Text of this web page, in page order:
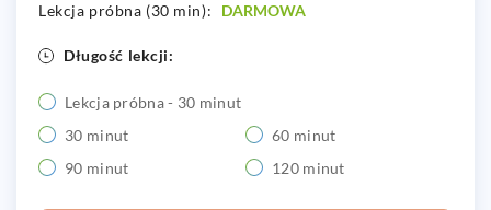
Lekcja próbna (30 min): DARMOWA
Długość lekcji:
Lekcja próbna - 30 minut
30 minut
60 minut
90 minut
120 minut